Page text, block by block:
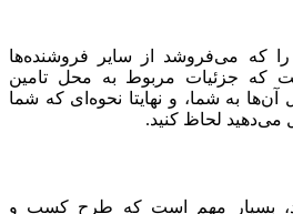
که می‌فروشد از سایر فروشنده‌ها
که جزئیات مربوط به محل تامین
به شما، و نهایتا نحوه‌ای که شما
لحاظ کنید.
بسیار مهم است که طرح کسب و